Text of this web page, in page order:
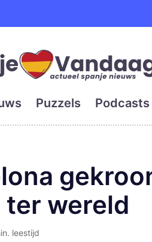
Puzzels Podcasts
ter wereld
leestijd